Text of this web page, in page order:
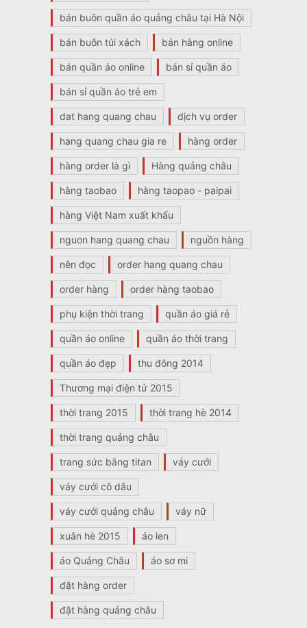
bán buôn quần áo quảng châu tại Hà Nội
bán buôn túi xách bán hàng online
bán quần áo online bán sỉ quần áo
bán sỉ quần áo trẻ em
dat hang quang chau dịch vụ order
hang quang chau gia re hàng order
hàng order là gì Hàng quảng châu
hàng taobao hàng taopao - paipai
hàng Việt Nam xuất khẩu
nguon hang quang chau nguồn hàng
nên đọc order hang quang chau
order hàng order hàng taobao
phụ kiện thời trang quần áo giá rẻ
quần áo online quần áo thời trang
quần áo đẹp thu đông 2014
Thương mại điện tử 2015
thời trang 2015 thời trang hè 2014
thời trang quảng châu
trang sức bằng titan váy cưới
váy cưới cô dâu
váy cưới quảng châu váy nữ
xuân hè 2015 áo len
áo Quảng Châu áo sơ mi
đặt hàng order
đặt hàng quảng châu